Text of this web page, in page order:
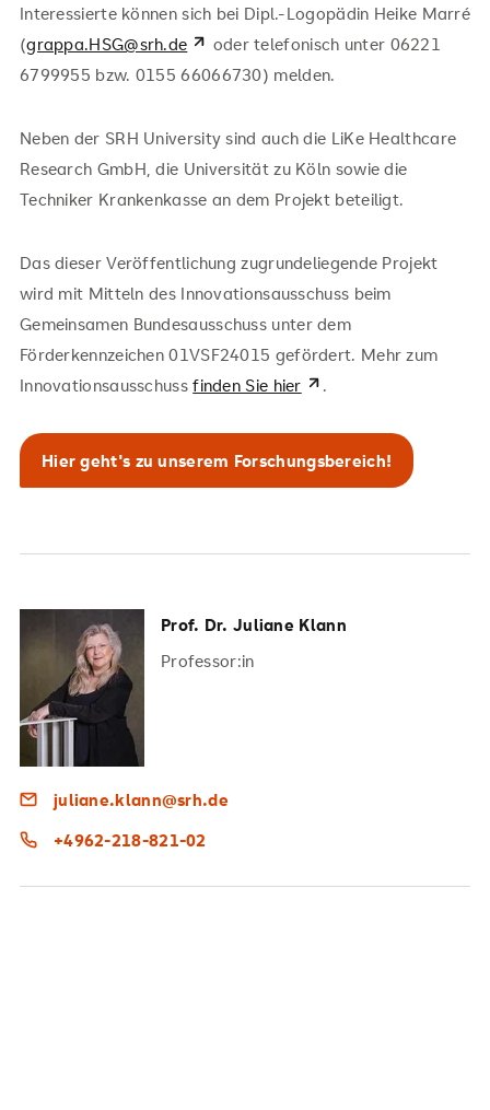
Interessierte können sich bei Dipl.-Logopädin Heike Marré
(grappa.HSG@srh.de
oder telefonisch unter 06221
6799955 bzw. 0155 66066730) melden.
Neben der SRH University sind auch die LiKe Healthcare
Research GmbH, die Universität zu Köln sowie die
Techniker Krankenkasse an dem Projekt beteiligt.
Das dieser Veröffentlichung zugrundeliegende Projekt
wird mit Mitteln des Innovationsausschuss beim
Gemeinsamen Bundesausschuss unter dem
Förderkennzeichen 01VSF24015 gefördert. Mehr zum
Innovationsausschussfinden Sie hier .
Hier geht's zu unserem Forschungsbereich!
Prof. Dr. Juliane Klann
Professor:in
juliane.klann@srh.de
+4962-218-821-02